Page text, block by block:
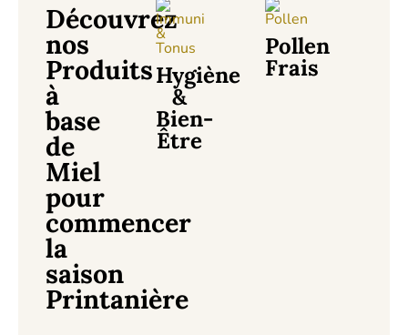
Découvrez
nos
Produits
à
base
de
Miel
pour
commencer
la
saison
Printanière
Hygiène
&
Bien-
Être
Pollen
Frais